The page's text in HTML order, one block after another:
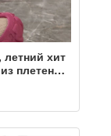
летний хит
плетеной
толстой